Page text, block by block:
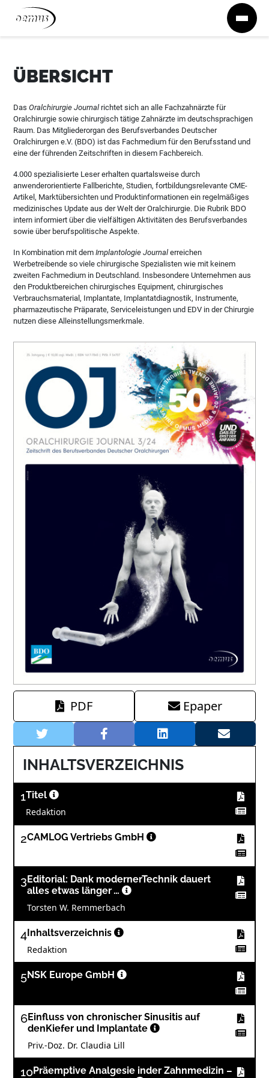
Zum Inhalt springen
ÜBERSICHT
DasOralchirurgie Journal richtet sich an alle Fachzahnärzte für
Oralchirurgie sowie chirurgisch tätige Zahnärzte im deutschsprachigen
Raum. Das Mitgliederorgan des Berufsverbandes Deutscher
Oralchirurgen e.V. (BDO) ist das Fachmedium für den Berufsstand und
eine der führenden Zeitschriften in diesem Fachbereich.
4.000 spezialisierte Leser erhalten quartalsweise durch
anwenderorientierte Fallberichte, Studien, fortbildungsrelevante CME-
Artikel, Marktübersichten und Produktinformationen ein regelmäßiges
medizinisches Update aus der Welt der Oralchirurgie. Die Rubrik BDO
intern informiert über die vielfältigen Aktivitäten des Berufsverbandes
sowie über berufspolitische Aspekte.
In Kombination mit demImplantologie Journal erreichen
Werbetreibende so viele chirurgische Spezialisten wie mit keinem
zweiten Fachmedium in Deutschland. Insbesondere Unternehmen aus
den Produktbereichen chirurgisches Equipment, chirurgisches
Verbrauchsmaterial, Implantate, Implantatdiagnostik, Instrumente,
pharmazeutische Präparate, Serviceleistungen und EDV in der Chirurgie
nutzen diese Alleinstellungsmerkmale.
PDF Epaper
INHALTSVERZEICHNIS
1Titel
Redaktion
2CAMLOG Vertriebs GmbH
3 Editorial: Dank modernerTechnik dauert
alles etwas länger …
Torsten W. Remmerbach
4 Inhaltsverzeichnis
Redaktion
5NSK Europe GmbH
6Einfluss von chronischer Sinusitis auf
denKiefer und Implantate
Priv.-Doz. Dr. Claudia Lill
10Präemptive Analgesie inder Zahnmedizin –